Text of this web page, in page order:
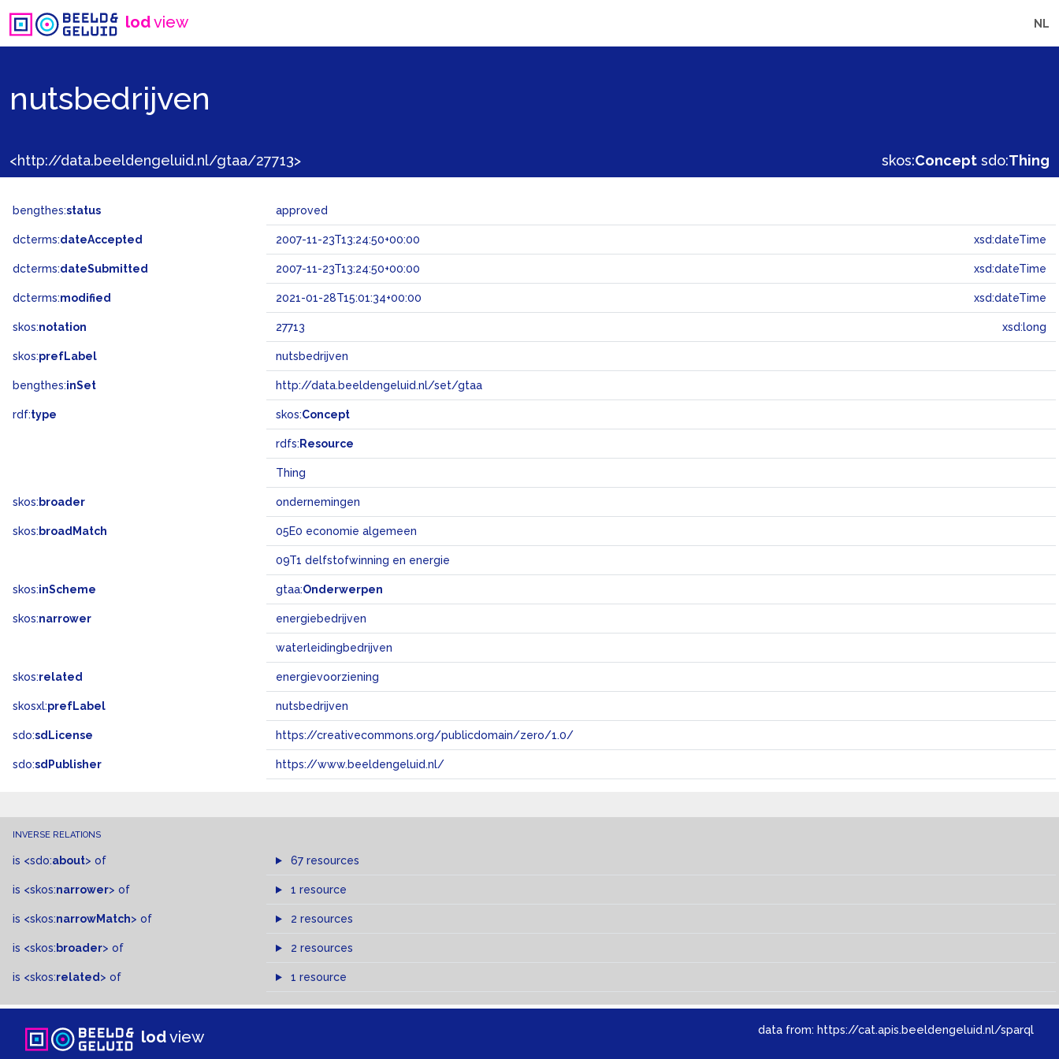
lodview NL
nutsbedrijven
<http://data.beeldengeluid.nl/gtaa/27713> skos:Concept sdo:Thing
bengthes:status approved
dcterms:dateAccepted 2007-11-23T13:24:50+00:00 xsd:dateTime
dcterms:dateSubmitted 2007-11-23T13:24:50+00:00 xsd:dateTime
dcterms:modified 2021-01-28T15:01:34+00:00 xsd:dateTime
skos:notation 27713 xsd:long
skos:prefLabel nutsbedrijven
bengthes:inSet http://data.beeldengeluid.nl/set/gtaa
rdf:type skos:Concept
rdfs: Resource
Thing
skos: broader ondernemingen
skos: broadMatch 05E0 economie algemeen
09T1 delfstofwinning en energie
skos:inScheme gtaa:Onderwerpen
skos:narrower energiebedrijven
waterleidingbedrijven
skos:related energievoorziening
skosxl:prefLabel nutsbedrijven
sdo:sdLicense https://creativecommons.org/publicdomain/zero/1.0/
sdo:sdPublisher https://www.beeldengeluid.nl/
INVERSE RELATIONS
is <sdo:about> of 67 resources
is <skos:narrower> of 1 resource
is <skos:narrowMatch> of 2 resources
is <skos: broader> of 2 resources
is <skos:related > of 1 resource
lodview data from: https://cat.apis.beeldengeluid.nl/sparql